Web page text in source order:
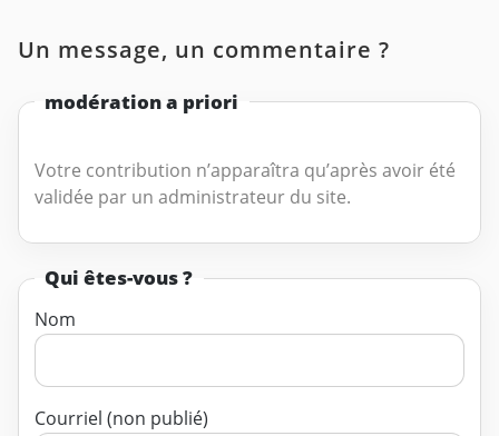
Un message, un commentaire ?
modération a priori
Votre contribution n’apparaîtra qu’après avoir été
validée par un administrateur du site.
Qui êtes-vous ?
Nom
Courriel (non publié)